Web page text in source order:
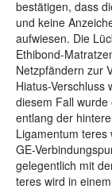
bestätigen, dass
und keine
aufwiesen. Die
Ethibond-
Netzpfändern zur
Hiatus-Verschluss
diesem Fall
entlang der
Ligamentum
GE-
gelegentlich mit
teres wird in